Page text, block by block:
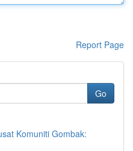
Report Page
Go
Komuniti Gombak: